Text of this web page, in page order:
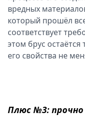
вредных
который прошёл
соответствует
этом брус
его свойства не
Плюс №3: